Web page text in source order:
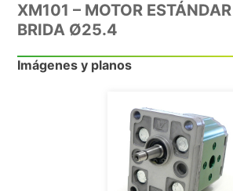
XM101 – MOTOR
BRIDA Ø25.4
Imágenes y planos